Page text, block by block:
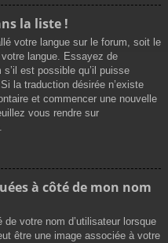
la liste !
votre langue sur le forum, soit le
langue. Essayez de
est possible qu’il puisse
la traduction désirée n’existe
et commencer une nouvelle
vous rendre sur
à côté de mon nom
votre nom d’utilisateur lorsque
être une image associée à votre